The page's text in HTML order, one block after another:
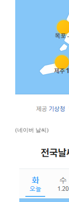
(네이버 날씨)